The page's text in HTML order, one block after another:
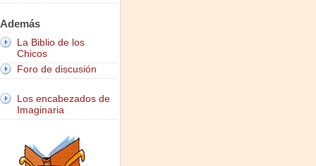
Además
La Biblio de los
Chicos
Foro de discusión
Los encabezados de
Imaginaria